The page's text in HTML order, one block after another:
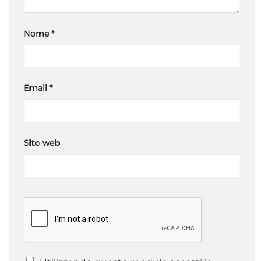
Nome*
Email *
Sito web